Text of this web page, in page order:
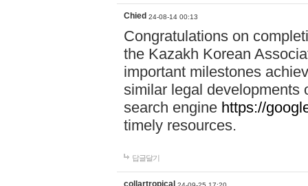
Chied 24-08-14 00:13
Congratulations on
the Kazakh Korean
important milestones
similar legal developments
search engine https://
timely resources.
답글달기
collartropical